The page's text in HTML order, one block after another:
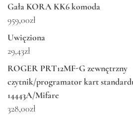
Gała KORA KK6 komoda
959,00zł
Uwięziona
29,43zł
ROGER PRT12MF-G zewnętrzny
czytnik/programator kart
14443A/Mifare
328,00zł